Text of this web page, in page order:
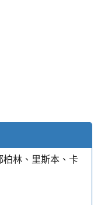
柏林、里斯本、卡